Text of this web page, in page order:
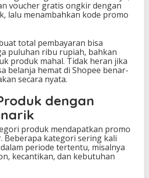
voucher gratis ongkir dengan
lalu menambahkan kode promo
total pembayaran bisa
puluhan ribu rupiah, bahkan
produk mahal. Tidak heran jika
belanja hemat di Shopee benar-
secara nyata.
dengan
produk mendapatkan promo
Beberapa kategori sering kali
periode tertentu, misalnya
kecantikan, dan kebutuhan